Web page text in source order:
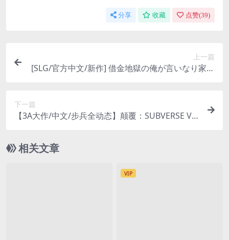
分享 收藏 点赞(39)
上一篇
[SLG/官方中文/新作] 借金地獄の俺が言いなり家出
下一篇
【3A大作/中文/步兵全动态】颠覆：SUBVERSE Ve
相关文章
VIP